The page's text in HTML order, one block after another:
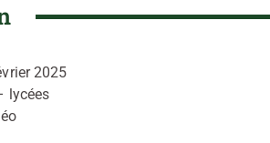
2025
lycées